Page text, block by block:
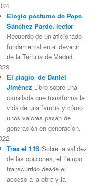
Elogio póstumo de Pepe
Sánchez Pardo, lector
Recuerdo de un aficionado
fundamental en el devenir
de la Tertulia de Madrid.
El plagio, de Daniel
Jiménez Libro sobre una
canallada que transforma la
vida de una familia y cómo
unos valores pasan de
generación en generación.
Tras el 11SSobre la validez
de las opiniones, el tiempo
transcurrido desde el
acceso a la obra y la